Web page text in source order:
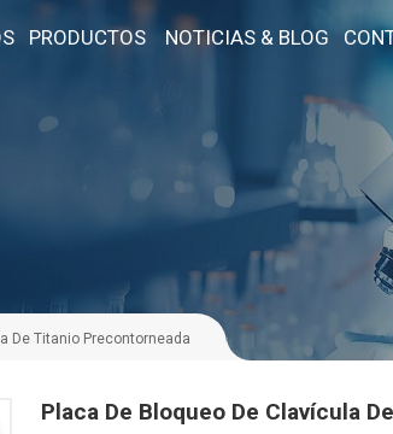
PRODUCTOS NOTICIAS & BLOG
De Titanio Precontorneada
Placa De Bloqueo De Clavícula